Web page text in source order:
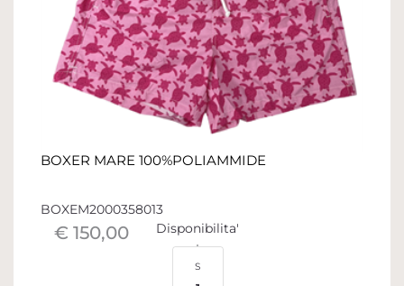
BOXER MARE 100%POLIAMMIDE
BOXEM2000358013
€ 150,00 Disponibilita'
S